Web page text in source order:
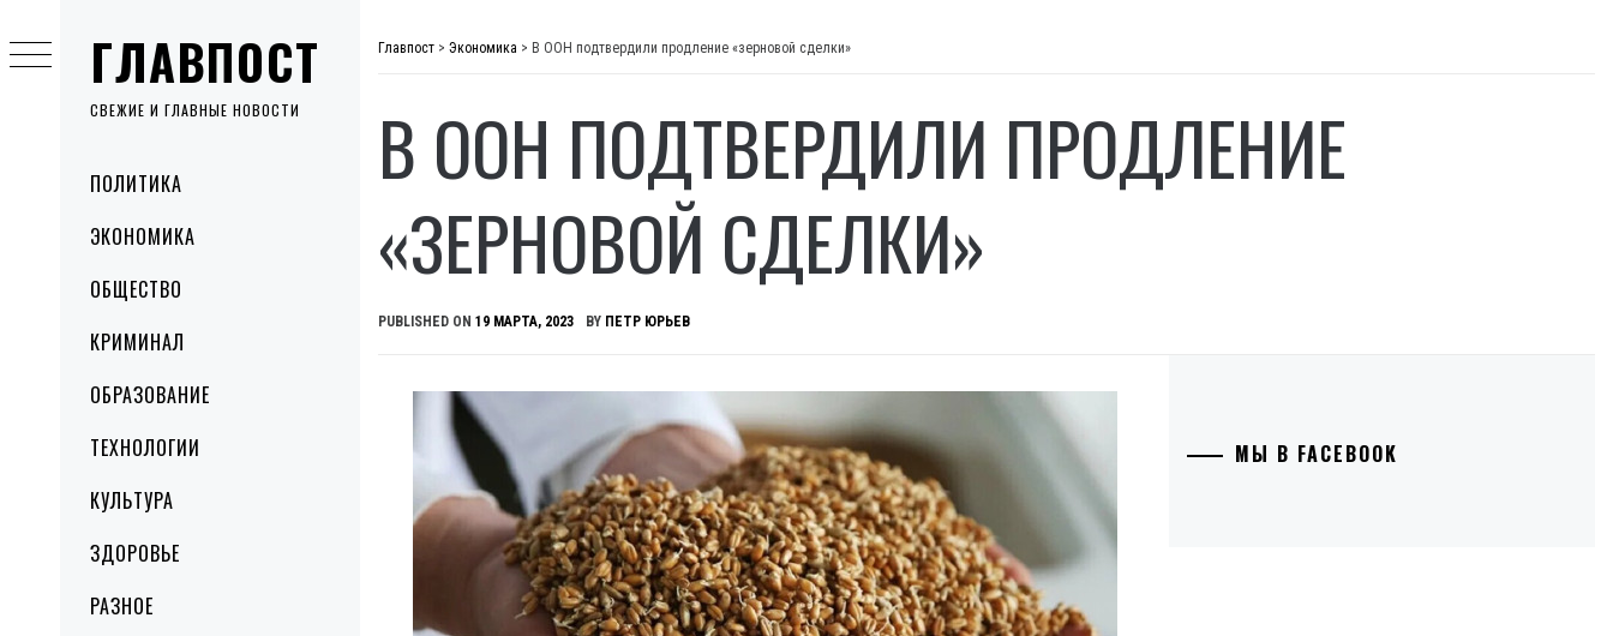
ГЛАВПОСТ
СВЕЖИЕ И ГЛАВНЫЕ НОВОСТИ
MenuПОЛИТИКА
ЭКОНОМИКА
ОБЩЕСТВО
КРИМИНАЛ
ОБРАЗОВАНИЕ
ТЕХНОЛОГИИ
КУЛЬТУРА
ЗДОРОВЬЕ
РАЗНОЕ
to
content
Главпост > Экономика > В ООН подтвердили продление «зерновой сделки»
В ООН ПОДТВЕРДИЛИ ПРОДЛЕНИЕ
«ЗЕРНОВОЙ СДЕЛКИ»
PUBLISHED ON 19 МАРТА, 2023 BY ПЕТР ЮРЬЕВ
МЫ В FACEBOOK